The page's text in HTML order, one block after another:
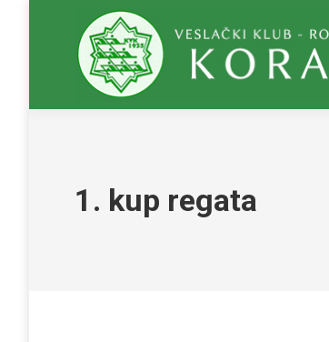
1. kup regata